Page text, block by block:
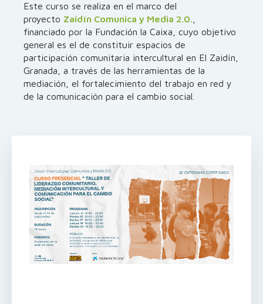
Este curso se realiza en el marco del
proyecto Zaidín Comunica y Media 2.0.
financiado por la Fundación la Caixa, cuyo objetivo
general es el de constituir espacios de
participación comunitaria intercultural en El Zaidín,
Granada, a través de las herramientas de la
mediación, el fortalecimiento del trabajo en red y
de la comunicación para el cambio social.